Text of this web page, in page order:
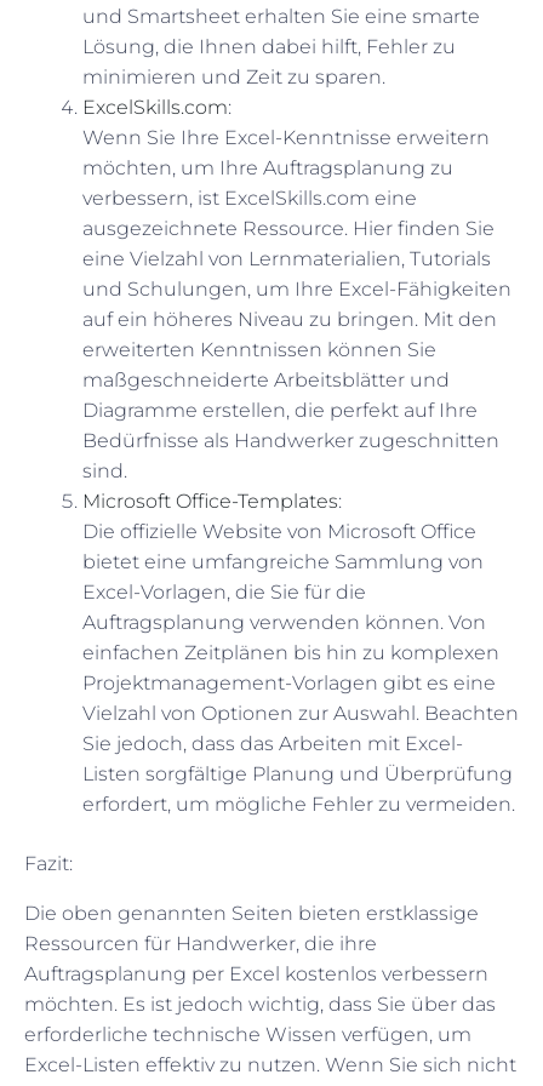
und Smartsheet erhalten Sie eine smarte
Lösung, die Ihnen dabei hilft, Fehler zu
minimieren und Zeit zu sparen.
ExcelSkills.com:
Wenn Sie Ihre Excel-Kenntnisse erweitern
möchten, um Ihre Auftragsplanung zu
verbessern, ist ExcelSkills.com eine
ausgezeichnete Ressource. Hier finden Sie
eine Vielzahl von Lernmaterialien, Tutorials
und Schulungen, um Ihre Excel-Fähigkeiten
auf ein höheres Niveau zu bringen. Mit den
erweiterten Kenntnissen können Sie
maßgeschneiderte Arbeitsblätter und
Diagramme erstellen, die perfekt auf Ihre
Bedürfnisse als Handwerker zugeschnitten
sind.
Microsoft Office-Templates:
Die offizielle Website von Microsoft Office
bietet eine umfangreiche Sammlung von
Excel-Vorlagen, die Sie für die
Auftragsplanung verwenden können. Von
einfachen Zeitplänen bis hin zu komplexen
Projektmanagement-Vorlagen gibt es eine
Vielzahl von Optionen zur Auswahl. Beachten
Sie jedoch, dass das Arbeiten mit Excel-
Listen sorgfältige Planung und Überprüfung
erfordert, um mögliche Fehler zu vermeiden.
Fazit:
Die oben genannten Seiten bieten erstklassige
Ressourcen für Handwerker, die ihre
Auftragsplanung per Excel kostenlos verbessern
möchten. Es ist jedoch wichtig, dass Sie über das
erforderliche technische Wissen verfügen, um
Excel-Listen effektiv zu nutzen. Wenn Sie sich nicht